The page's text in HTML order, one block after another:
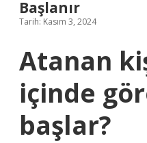
Başlanır
Tarih: Kasım 3, 2024
Atanan
içinde
başlar?